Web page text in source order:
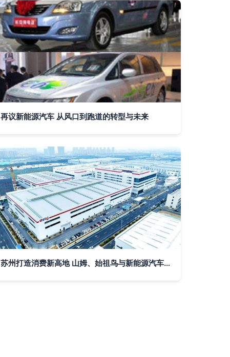
再议新能源汽车 从风口到跑道的转型与未来
苏州打造消费新高地 山姆、始祖鸟与新能源汽车共舞新篇章